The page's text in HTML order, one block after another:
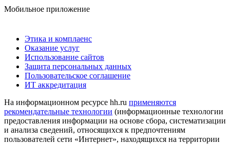
Мобильное приложение
Этика и комплаенс
Оказание услуг
Использование сайтов
Защита персональных данных
Пользовательское соглашение
ИТ аккредитация
На информационном ресурсе hh.ru применяются
рекомендательные технологии (информационные технологии
предоставления информации на основе сбора, систематизации
и анализа сведений, относящихся к предпочтениям
пользователей сети «Интернет», находящихся на территории